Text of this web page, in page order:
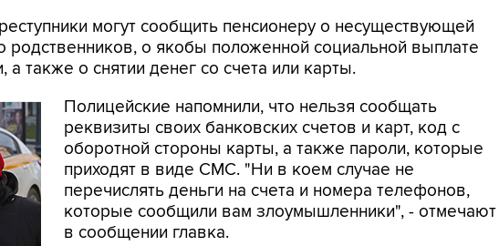
могут сообщить пенсионеру о несуществующей
родственников, о якобы положенной социальной выплате
а также о снятии денег со счета или карты.
Полицейские напомнили, что нельзя сообщать
реквизиты своих банковских счетов и карт, код с
оборотной стороны карты, а также пароли, которые
приходят в виде СМС. "Ни в коем случае не
перечислять деньги на счета и номера телефонов,
которые сообщили вам злоумышленники", - отмечают
в сообщении главка.